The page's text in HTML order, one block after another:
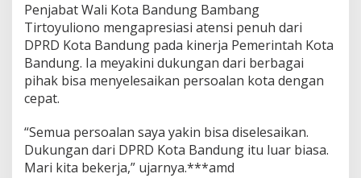
Penjabat Wali Kota Bandung Bambang
Tirtoyuliono mengapresiasi atensi penuh dari
DPRD Kota Bandung pada kinerja Pemerintah Kota
Bandung. Ia meyakini dukungan dari berbagai
pihak bisa menyelesaikan persoalan kota dengan
cepat.
“Semua persoalan saya yakin bisa diselesaikan.
Dukungan dari DPRD Kota Bandung itu luar biasa.
Mari kita bekerja,” ujarnya.***amd